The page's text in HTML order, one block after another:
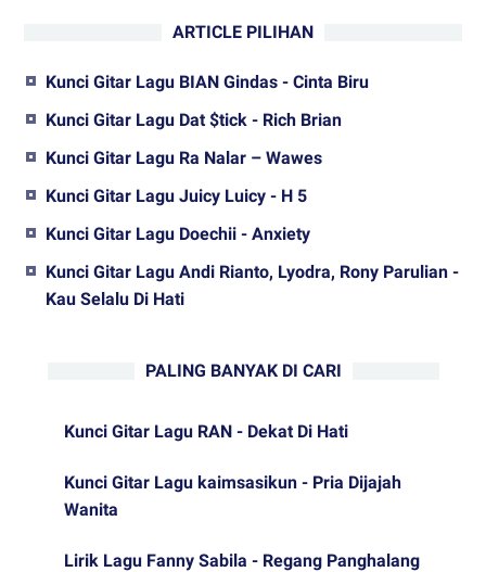
ARTICLE PILIHAN
Kunci Gitar Lagu BIAN Gindas - Cinta Biru
Kunci Gitar Lagu Dat $tick - Rich Brian
Kunci Gitar Lagu Ra Nalar – Wawes
Kunci Gitar Lagu Juicy Luicy - H 5
Kunci Gitar Lagu Doechii - Anxiety
Kunci Gitar Lagu Andi Rianto, Lyodra, Rony Parulian -
Kau Selalu Di Hati
PALING BANYAK DI CARI
Kunci Gitar Lagu RAN - Dekat Di Hati
Kunci Gitar Lagu kaimsasikun - Pria Dijajah
Wanita
Lirik Lagu Fanny Sabila - Regang Panghalang